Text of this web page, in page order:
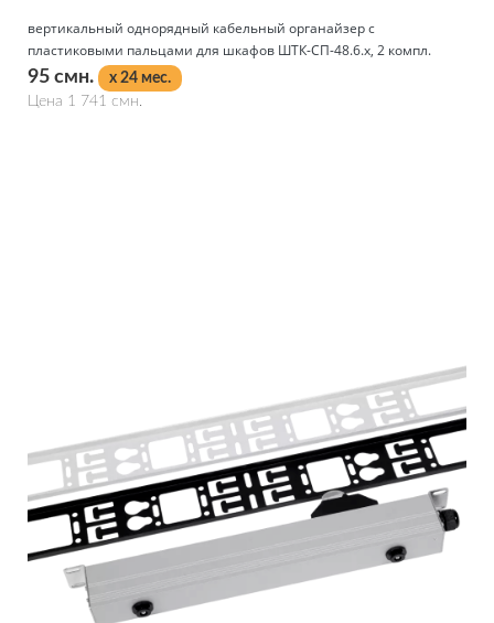
вертикальный однорядный кабельный органайзер с
пластиковыми пальцами для шкафов ШТК-СП-48.6.x, 2 компл.
95 смн.
x 24 мес.
Цена 1 741 смн.